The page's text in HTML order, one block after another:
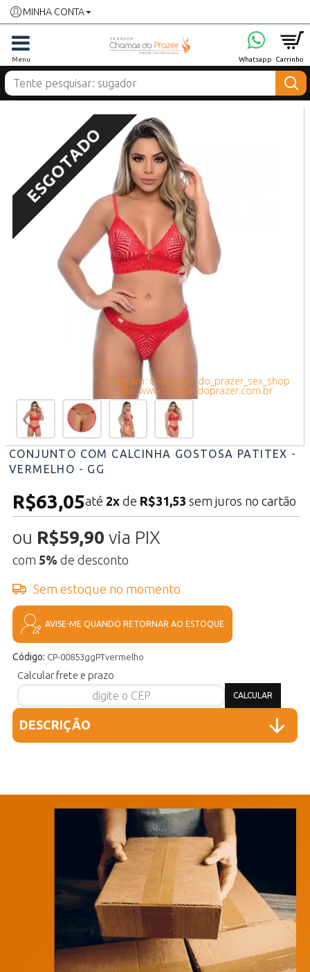
MINHA CONTA
instagram: @chamas_do_prazer_sex_shop
site: www.chamasdoprazer.com.br
ESGOTADO
CONJUNTO COM CALCINHA GOSTOSA PATITEX -
VERMELHO - GG
Código: CP-00853ggPTvermelho
R$63,05até 2x de R$31,53 sem juros no cartão
ou R$59,90 via PIX
com 5% de desconto
Sem estoque no momento
AVISE-ME QUANDO RETORNAR AO ESTOQUE
Calcular frete e prazo
DESCRIÇÃO